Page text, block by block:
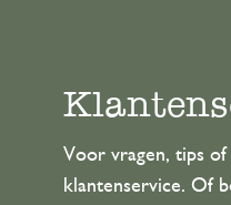
Voor vragen, tips
klantenservice. Of